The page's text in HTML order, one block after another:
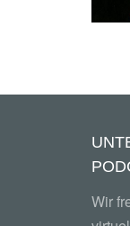
Wir